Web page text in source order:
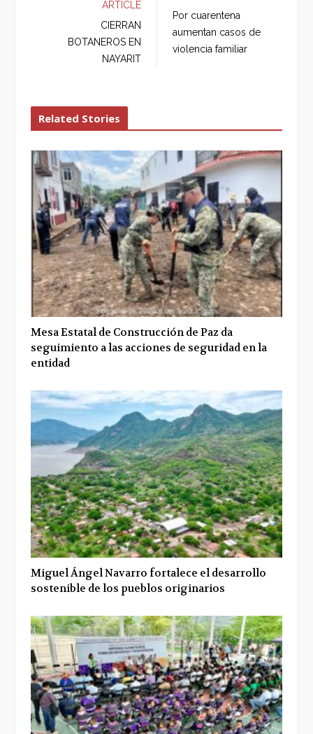
o
k
r
+
I
n
ARTICLE
CIERRAN
BOTANEROS EN
NAYARIT
Por cuarentena
aumentan casos de
violencia familiar
Related Stories
Mesa Estatal de Construcción de Paz da
seguimiento a las acciones de seguridad en la
entidad
Miguel Ángel Navarro fortalece el desarrollo
sostenible de los pueblos originarios